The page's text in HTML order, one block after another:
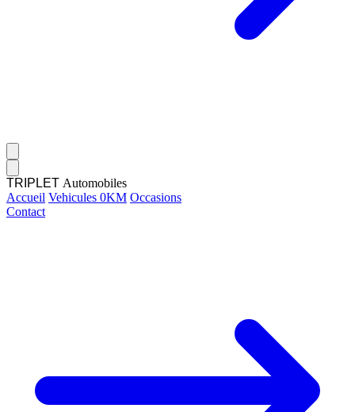
TRIPLET Automobiles
Accueil Vehicules 0KM Occasions
Contact